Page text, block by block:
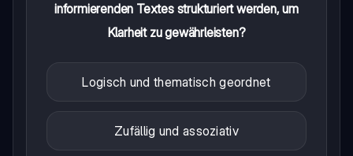
informierenden Textes strukturiert werden, um
Klarheit zu gewährleisten?
Logisch und thematisch geordnet
Zufällig und assoziativ